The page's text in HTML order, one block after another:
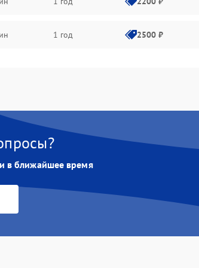
1 год 2500 ₽
в ближайшее время